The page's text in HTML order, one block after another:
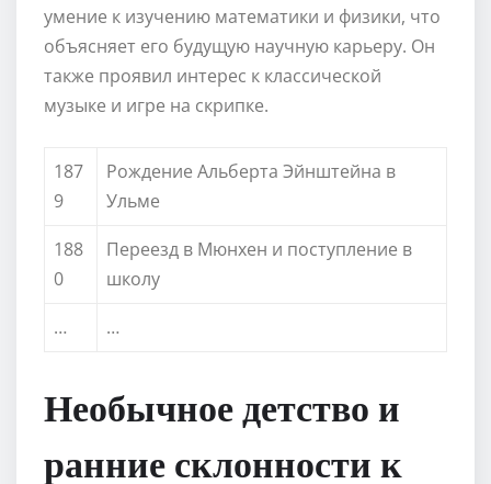
умение к изучению математики и физики, что
объясняет его будущую научную карьеру. Он
также проявил интерес к классической
музыке и игре на скрипке.
187
9
Рождение Альберта Эйнштейна в
Ульме
188
0
Переезд в Мюнхен и поступление в
школу
…
…
Необычное детство и
ранние склонности к